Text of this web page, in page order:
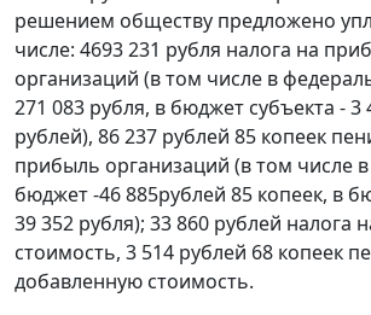
решением обществу предложено
числе: 4693 231 рубля налога на
организаций (в том числе в
271 083 рубля, в бюджет субъекта - 3
рублей), 86 237 рублей 85 копеек
прибыль организаций (в том числе
бюджет -46 885рублей 85 копеек, в
39 352 рубля); 33 860 рублей налога
стоимость, 3 514 рублей 68 копеек
добавленную стоимость.